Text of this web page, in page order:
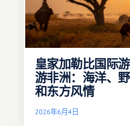
皇家加勒比国际
游非洲：海洋、
和东方风情
2026年6月4日